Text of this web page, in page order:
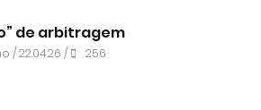
de arbitragem
/ 22.04.26 / 256